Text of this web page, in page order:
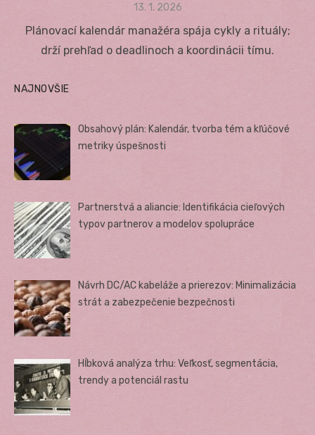
Posted
13. 1. 2026
Plánovací kalendár manažéra spája cykly a rituály;
drží prehľad o deadlinoch a koordinácii tímu.
NAJNOVŠIE
Obsahový plán: Kalendár, tvorba tém a kľúčové
metriky úspešnosti
Partnerstvá a aliancie: Identifikácia cieľových
typov partnerov a modelov spolupráce
Návrh DC/AC kabeláže a prierezov: Minimalizácia
strát a zabezpečenie bezpečnosti
Hĺbková analýza trhu: Veľkosť, segmentácia,
trendy a potenciál rastu